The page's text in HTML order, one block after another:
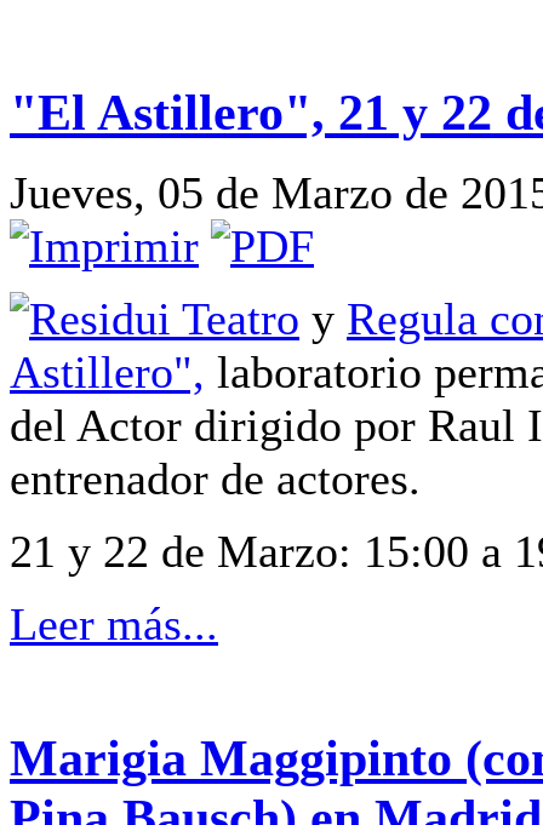
"El Astillero", 21 y 22
Jueves, 05 de Marzo de
Residui Teatro y Regula
Astillero", laboratorio
del Actor dirigido por Raul
entrenador de actores.
21 y 22 de Marzo: 15:00 a
Leer más...
Marigia Maggipinto